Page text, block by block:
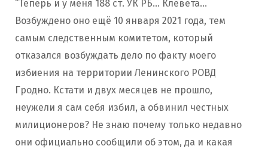
“Теперь и у меня 188 ст. УК РБ… Клевета…
Возбуждено оно ещё 10 января 2021 года, тем
самым следственным комитетом, который
отказался возбуждать дело по факту моего
избиения на территории Ленинского РОВД
Гродно. Кстати и двух месяцев не прошло,
неужели я сам себя избил, а обвинил честных
милиционеров? Не знаю почему только недавно
они официально сообщили об этом, да и какая